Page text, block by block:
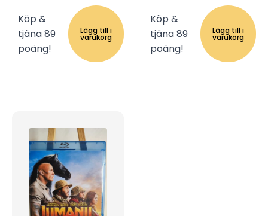
Köp &
tjäna 89
poäng!
Lägg till i
varukorg
Köp &
tjäna 89
poäng!
Lägg till i
varukorg